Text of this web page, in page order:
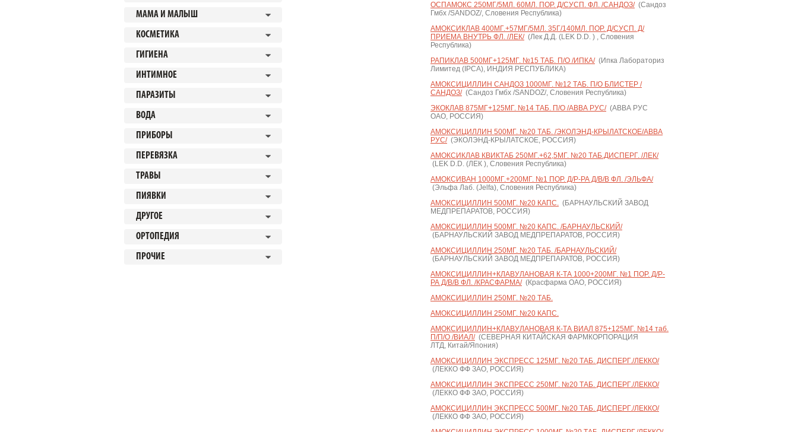
МАМА И МАЛЫШ
КОСМЕТИКА
ГИГИЕНА
ИНТИМНОЕ
ПАРАЗИТЫ
ВОДА
ПРИБОРЫ
ПЕРЕВЯЗКА
ТРАВЫ
ПИЯВКИ
ДРУГОЕ
ОРТОПЕДИЯ
ПРОЧИЕ
ОСПАМОКС 250МГ/5МЛ. 60МЛ. ПОР. Д/СУСП. ФЛ. /САНДОЗ/(Сандоз
Гмбх /SANDOZ/, Словения Республика)
АМОКСИКЛАВ 400МГ.+57МГ/5МЛ. 35Г/140МЛ. ПОР. Д/СУСП. Д/
ПРИЕМА ВНУТРЬ ФЛ. /ЛЕК/(Лек Д.Д. (LEK D.D. ) , Словения
Республика)
РАПИКЛАВ 500МГ+125МГ. №15 ТАБ. П/О /ИПКА/(Ипка Лабораториз
Лимитед (IPCA), ИНДИЯ РЕСПУБЛИКА)
АМОКСИЦИЛЛИН САНДОЗ 1000МГ. №12 ТАБ. П/О БЛИСТЕР /
САНДОЗ/(Сандоз Гмбх /SANDOZ/, Словения Республика)
ЭКОКЛАВ 875МГ+125МГ. №14 ТАБ. П/О /АВВА РУС/(АВВА РУС
ОАО, РОССИЯ)
АМОКСИЦИЛЛИН 500МГ. №20 ТАБ. /ЭКОЛЭНД-КРЫЛАТСКОЕ/АВВА
РУС/(ЭКОЛЭНД-КРЫЛАТСКОЕ, РОССИЯ)
АМОКСИКЛАВ КВИКТАБ 250МГ.+62,5МГ. №20 ТАБ.ДИСПЕРГ. /ЛЕК/
(LEK D.D. (ЛЕК ), Словения Республика)
АМОКСИВАН 1000МГ.+200МГ. №1 ПОР. Д/Р-РА Д/В/В ФЛ. /ЭЛЬФА/
(Эльфа Лаб. (Jelfa), Словения Республика)
АМОКСИЦИЛЛИН 500МГ. №20 КАПС. (БАРНАУЛЬСКИЙ ЗАВОД
МЕДПРЕПАРАТОВ, РОССИЯ)
АМОКСИЦИЛЛИН 500МГ. №20 КАПС. /БАРНАУЛЬСКИЙ/
(БАРНАУЛЬСКИЙ ЗАВОД МЕДПРЕПАРАТОВ, РОССИЯ)
АМОКСИЦИЛЛИН 250МГ. №20 ТАБ. /БАРНАУЛЬСКИЙ/
(БАРНАУЛЬСКИЙ ЗАВОД МЕДПРЕПАРАТОВ, РОССИЯ)
АМОКСИЦИЛЛИН+КЛАВУЛАНОВАЯ К-ТА 1000+200МГ. №1 ПОР. Д/Р-
РА Д/В/В ФЛ. /КРАСФАРМА/(Красфарма ОАО, РОССИЯ)
АМОКСИЦИЛЛИН 250МГ. №20 ТАБ.
АМОКСИЦИЛЛИН 250МГ. №20 КАПС.
АМОКСИЦИЛЛИН+КЛАВУЛАНОВАЯ К-ТА ВИАЛ 875+125МГ. №14 таб.
П/П/О /ВИАЛ/(СЕВЕРНАЯ КИТАЙСКАЯ ФАРМКОРПОРАЦИЯ
ЛТД, Китай/Япония)
АМОКСИЦИЛЛИН ЭКСПРЕСС 125МГ. №20 ТАБ. ДИСПЕРГ./ЛЕККО/
(ЛЕККО ФФ ЗАО, РОССИЯ)
АМОКСИЦИЛЛИН ЭКСПРЕСС 250МГ. №20 ТАБ. ДИСПЕРГ./ЛЕККО/
(ЛЕККО ФФ ЗАО, РОССИЯ)
АМОКСИЦИЛЛИН ЭКСПРЕСС 500МГ. №20 ТАБ. ДИСПЕРГ./ЛЕККО/
(ЛЕККО ФФ ЗАО, РОССИЯ)